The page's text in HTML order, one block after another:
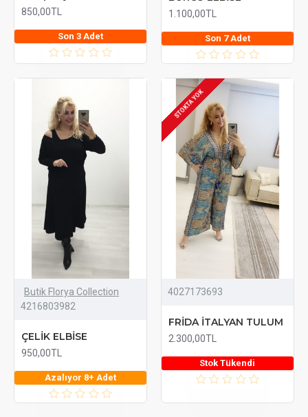
850,00TL
Son 3 Adet
1.100,00TL
Son 7 Adet
Butik Florya Collection
4216803982
ÇELİK ELBİSE
950,00TL
Azalıyor 8+ Adet
STOKTA YOK
4027173693
FRİDA İTALYAN TULUM
2.300,00TL
Stok Tükendi